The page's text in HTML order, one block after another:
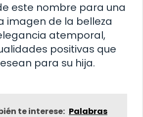
este nombre para una
imagen de la belleza
atemporal,
positivas que
para su hija.
te interese: Palabras